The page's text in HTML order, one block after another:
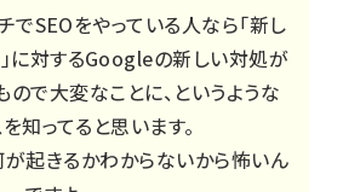
SEOをやっている人なら「新し
に対するGoogleの新しい対処が
ので大変なことに、というような
知ってると思います。
起きるかわからないから怖いん